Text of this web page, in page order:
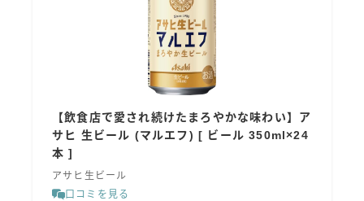
【飲食店で愛され続けたまろやかな味わい】ア
サヒ 生ビール (マルエフ) [ ビール 350ml×24
本 ]
アサヒ生ビール
口コミを見る